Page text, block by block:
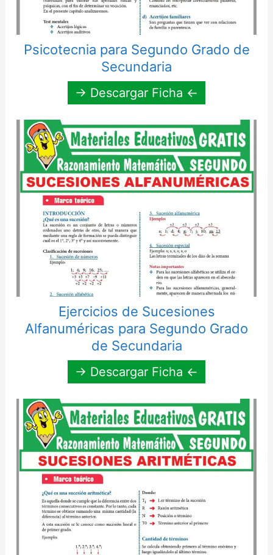
Psicotecnia para Segundo Grado de
Secundaria
→ Descargar Ficha ←
Ejercicios de Sucesiones
Alfanuméricas para Segundo Grado
de Secundaria
→ Descargar Ficha ←